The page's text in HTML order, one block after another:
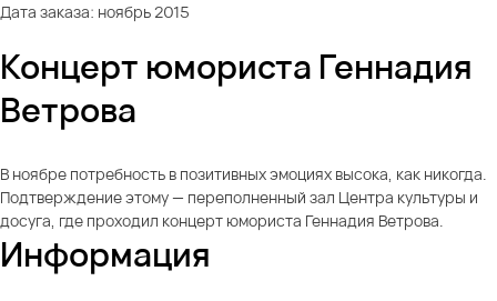
Дата заказа: ноябрь 2015
Концерт юмориста Геннадия
Ветрова
В ноябре потребность в позитивных эмоциях высока, как никогда.
Подтверждение этому — переполненный зал Центра культуры и
досуга, где проходил концерт юмориста Геннадия Ветрова.
Информация